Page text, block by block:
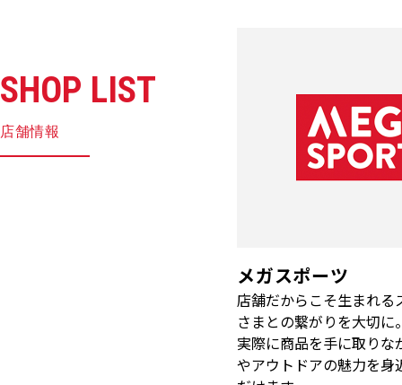
SHOP LIST
店舗情報
メガスポーツ
店舗だからこそ生まれる
さまとの繋がりを大切に
実際に商品を手に取りな
やアウトドアの魅力を身